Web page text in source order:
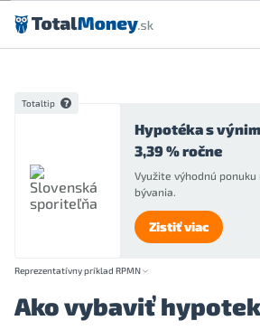
Preskočiť na obsah
Totaltip
Hypotéka s
3,39 % ročne
Využite výhodnú ponuku
bývania.
Zistiť viac
Reprezentatívny príklad RPMN
Ako vybaviť